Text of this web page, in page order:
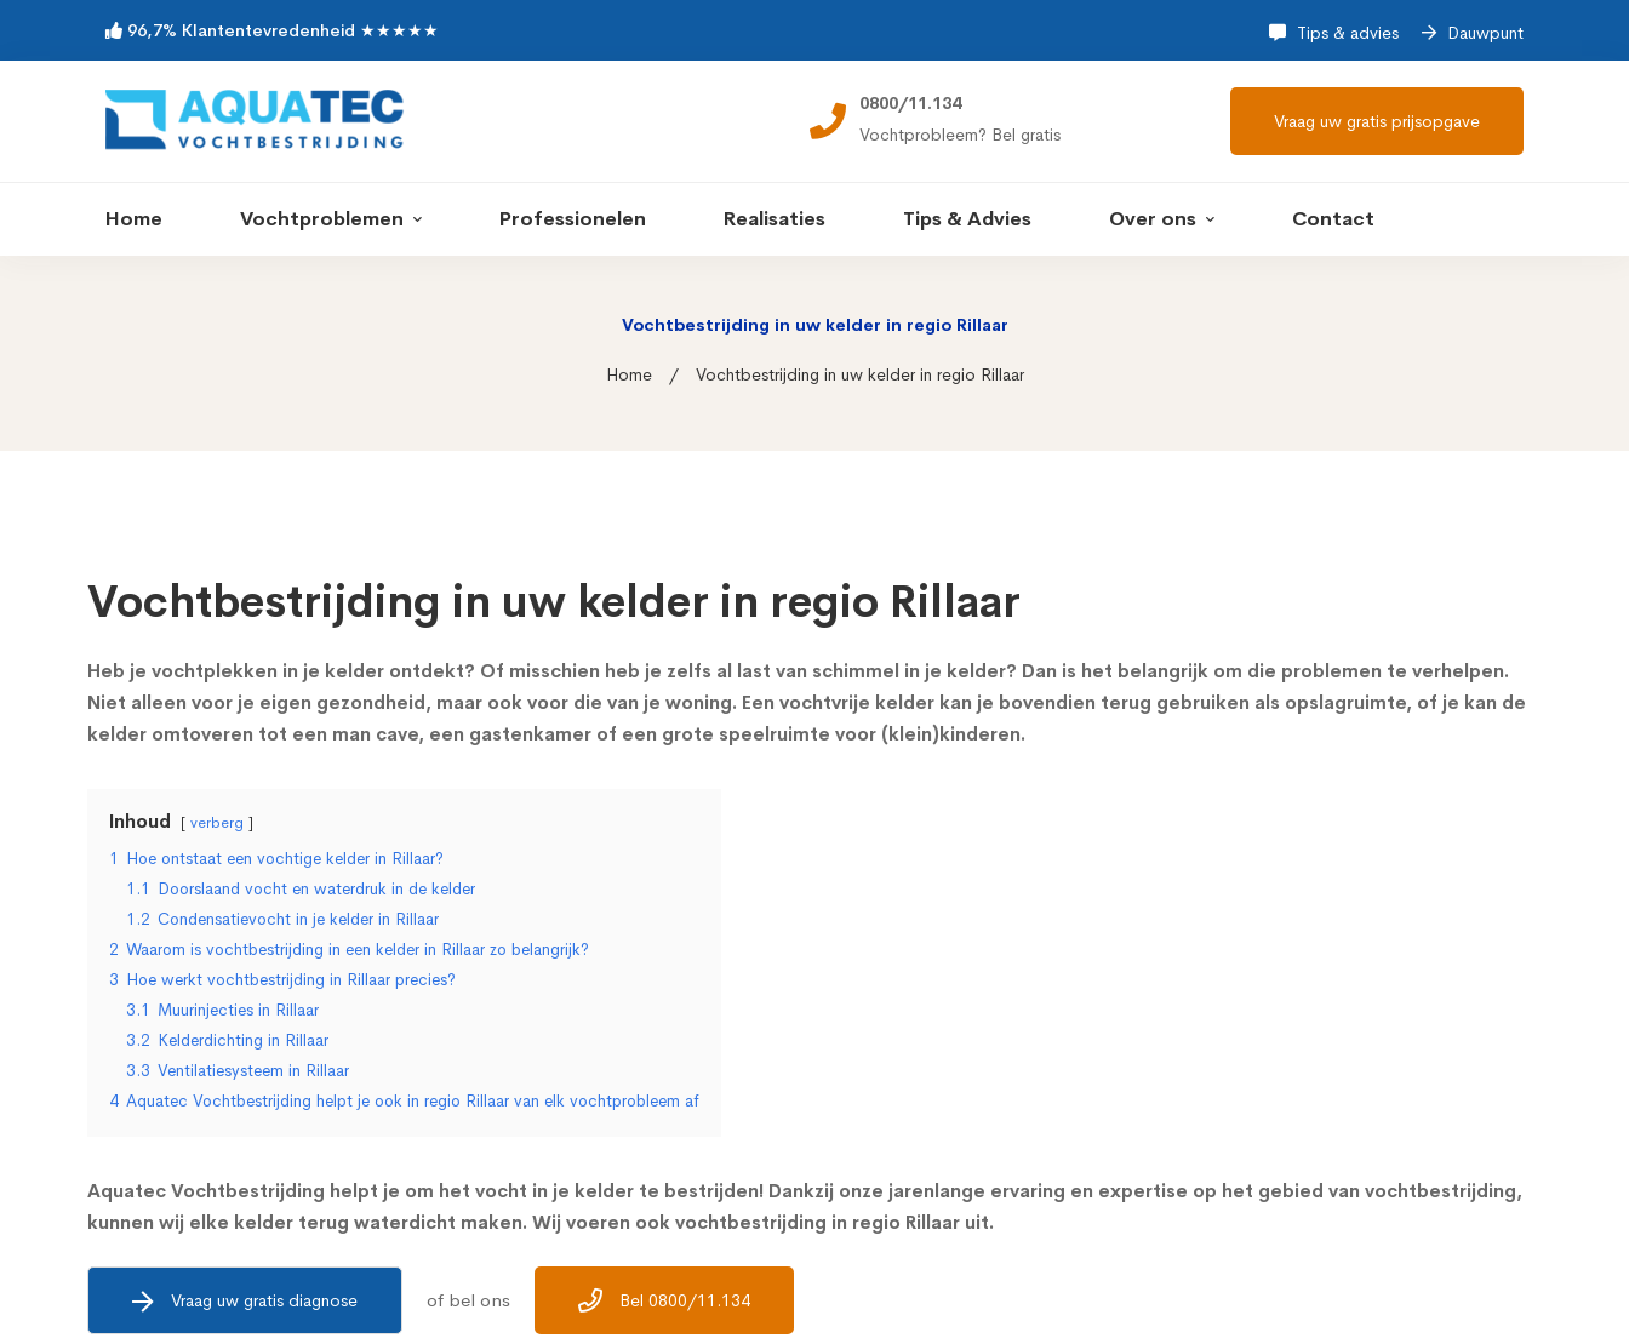
96,7% Klantentevredenheid ★★★★★ Tips & advies Dauwpunt
0800/11.134
Vochtprobleem? Bel gratis
Vraag uw gratis prijsopgave
Home Vochtproblemen Professionelen Realisaties Tips & Advies Over ons Contact
Vochtbestrijding in uw kelder in regio Rillaar
Home Vochtbestrijding in uw kelder in regio Rillaar
Vochtbestrijding in uw kelder in regio Rillaar
Heb je vochtplekken in je kelder ontdekt? Of misschien heb je zelfs al last van schimmel in je kelder? Dan is het belangrijk om die problemen te verhelpen.
Niet alleen voor je eigen gezondheid, maar ook voor die van je woning. Een vochtvrije kelder kan je bovendien terug gebruiken als opslagruimte, of je kan de
kelder omtoveren tot een man cave, een gastenkamer of een grote speelruimte voor (klein)kinderen.
Inhoud verberg
1 Hoe ontstaat een vochtige kelder in Rillaar?
1.1 Doorslaand vocht en waterdruk in de kelder
1.2 Condensatievocht in je kelder in Rillaar
2 Waarom is vochtbestrijding in een kelder in Rillaar zo belangrijk?
3 Hoe werkt vochtbestrijding in Rillaar precies?
3.1 Muurinjecties in Rillaar
3.2 Kelderdichting in Rillaar
3.3 Ventilatiesysteem in Rillaar
4 Aquatec Vochtbestrijding helpt je ook in regio Rillaar van elk vochtprobleem af
Aquatec Vochtbestrijding helpt je om het vocht in je kelder te bestrijden! Dankzij onze jarenlange ervaring en expertise op het gebied van vochtbestrijding,
kunnen wij elke kelder terug waterdicht maken. Wij voeren ook vochtbestrijding in regio Rillaar uit.
Vraag uw gratis diagnose of bel ons Bel 0800/11.134